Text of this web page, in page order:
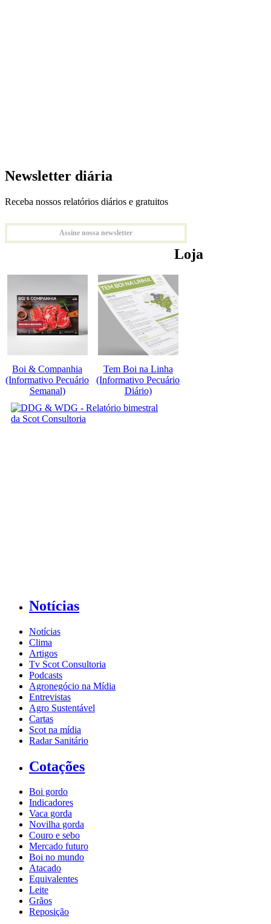
Newsletter diária
Receba nossos relatórios diários e gratuitos
Assine nossa newsletter
Loja
Boi & Companhia
(Informativo Pecuário
Semanal)
Tem Boi na Linha
(Informativo Pecuário
Diário)
Notícias
Notícias
Clima
Artigos
Tv Scot Consultoria
Podcasts
Agronegócio na Mídia
Entrevistas
Agro Sustentável
Cartas
Scot na mídia
Radar Sanitário
Cotações
Boi gordo
Indicadores
Vaca gorda
Novilha gorda
Couro e sebo
Mercado futuro
Boi no mundo
Atacado
Equivalentes
Leite
Grãos
Reposição